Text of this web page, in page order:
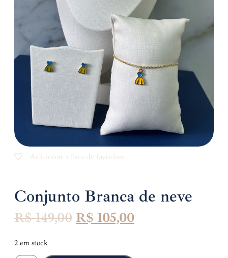
Adicionar a lista de favoritos
Conjunto Branca de neve
R$149,00 R$ 105,00
2 em stock